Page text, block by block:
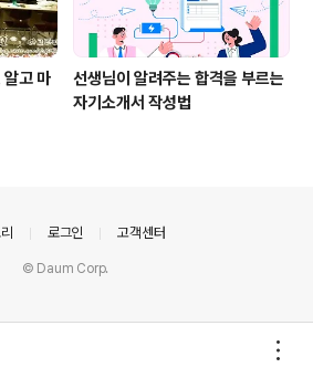
고 마
선생님이 알려주는 합격을 부르는
자기소개서 작성법
로그인 고객센터
© Daum Corp.